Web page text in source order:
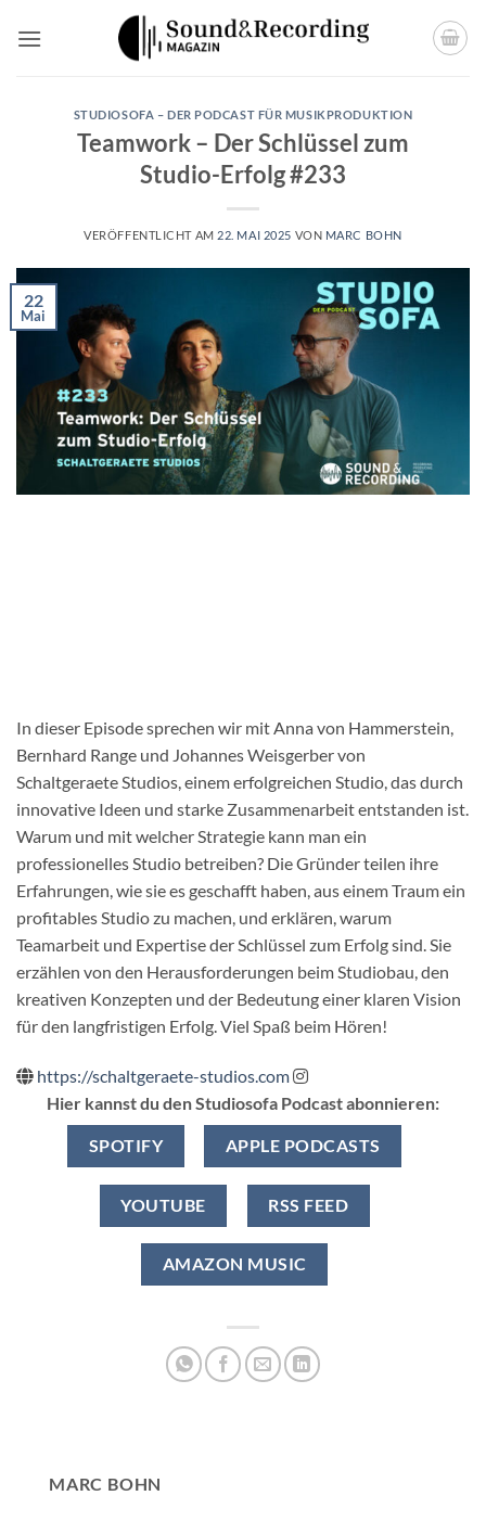
Inhalt
STUDIOSOFA – DER PODCAST FÜR MUSIKPRODUKTION
Teamwork – Der Schlüssel zum
Studio-Erfolg #233
VERÖFFENTLICHT AM 22. MAI 2025 VON MARC BOHN
22
Mai
In dieser Episode sprechen wir mit Anna von Hammerstein,
Bernhard Range und Johannes Weisgerber von
Schaltgeraete Studios, einem erfolgreichen Studio, das durch
innovative Ideen und starke Zusammenarbeit entstanden ist.
Warum und mit welcher Strategie kann man ein
professionelles Studio betreiben? Die Gründer teilen ihre
Erfahrungen, wie sie es geschafft haben, aus einem Traum ein
profitables Studio zu machen, und erklären, warum
Teamarbeit und Expertise der Schlüssel zum Erfolg sind. Sie
erzählen von den Herausforderungen beim Studiobau, den
kreativen Konzepten und der Bedeutung einer klaren Vision
für den langfristigen Erfolg. Viel Spaß beim Hören!
https://schaltgeraete-studios.com
Hier kannst du den Studiosofa Podcast abonnieren:
SPOTIFY APPLE PODCASTS
YOUTUBE RSS FEED
AMAZON MUSIC
MARC BOHN